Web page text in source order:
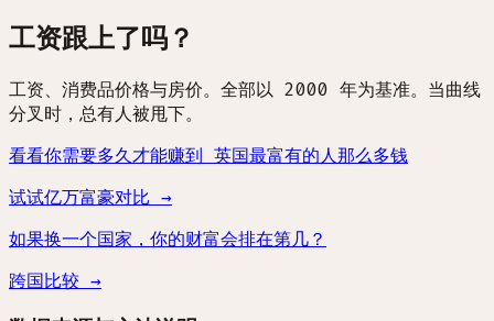
工资跟上了吗？
工资、消费品价格与房价。全部以 2000 年为基准。当曲线
分叉时，总有人被甩下。
看看你需要多久才能赚到 英国最富有的人那么多钱
试试亿万富豪对比 →
如果换一个国家，你的财富会排在第几？
跨国比较 →